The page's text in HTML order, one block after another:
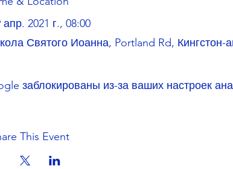
апр. 2021 г., 08:00
Святого Иоанна, Portland Rd, Кингстон-
заблокированы из-за ваших настроек
This Event